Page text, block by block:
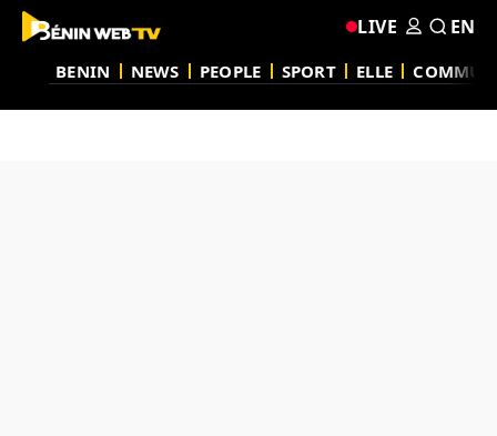
BENIN NEWS PEOPLE SPORT ELLE
LIVE EN